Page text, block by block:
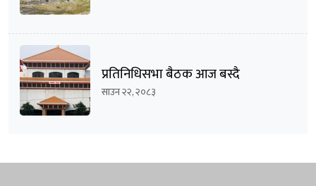
प्रतिनिधिसभा बैठक आज बस्दै
साउन २२, २०८३